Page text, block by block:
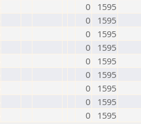
0
1595
0
1595
0
1595
0
1595
0
1595
0
1595
0
1595
0
1595
0 1595